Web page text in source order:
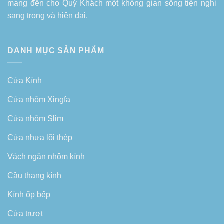
mang đến cho Quý Khách một không gian sống tiện nghi
sang trọng và hiện đại.
DANH MỤC SẢN PHẨM
Cửa Kính
Cửa nhôm Xingfa
Cửa nhôm Slim
Cửa nhựa lõi thép
Vách ngăn nhôm kính
Cầu thang kính
Kính ốp bếp
Cửa trượt